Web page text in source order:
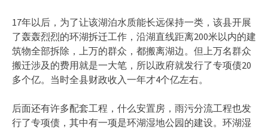
17年以后，为了让该湖泊水质能长远保持一类，该县开展
了轰轰烈烈的环湖拆迁工作，沿湖直线距离200米以内的建
筑物全部拆除，上万的群众，都搬离湖边。但上万名群众
搬迁涉及的费用就是一大笔，所以政府就发行了专项债20
多个亿。当时全县财政收入一年才4个亿左右。
后面还有许多配套工程，什么安置房，雨污分流工程也发
行了专项债，其中有一项是环湖湿地公园的建设。环湖湿